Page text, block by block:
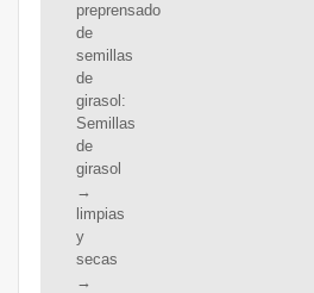
preprensado
de
semillas
de
girasol:
Semillas
de
girasol
→
limpias
y
secas
→